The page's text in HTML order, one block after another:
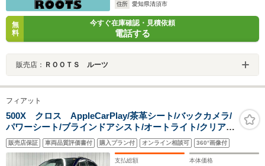
住所
愛知県清須市
無
料
今すぐ在庫確認・見積依頼
電話する
販売店： ＲＯＯＴＳ ルーツ
フィアット
500X クロス AppleCarPlay/茶革シート/バックカメラ/
パワーシート/ブラインドアシスト/オートライト/クリアラ
ンスソナー/シートヒーター/USBポート/スマートキー/プ
ッシュスタート/パーキングセンサー
販売店保証 車両品質評価書付 購入プラン付 オンライン相談可 360°画像付
支払総額 本体価格